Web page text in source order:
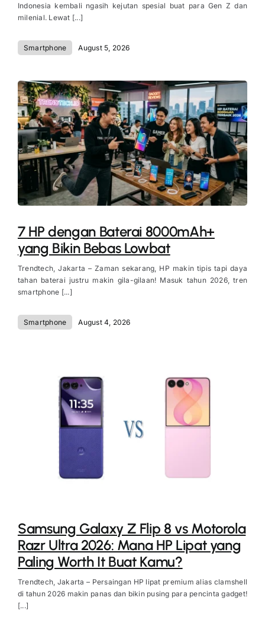
Indonesia kembali ngasih kejutan spesial buat para Gen Z dan
milenial. Lewat [...]
Smartphone August 5, 2026
7 HP dengan Baterai 8000mAh+
yang Bikin Bebas Lowbat
Trendtech, Jakarta – Zaman sekarang, HP makin tipis tapi daya
tahan baterai justru makin gila-gilaan! Masuk tahun 2026, tren
smartphone [...]
Smartphone August 4, 2026
Samsung Galaxy Z Flip 8 vs Motorola
Razr Ultra 2026: Mana HP Lipat yang
Paling Worth It Buat Kamu?
Trendtech, Jakarta – Persaingan HP lipat premium alias clamshell
di tahun 2026 makin panas dan bikin pusing para pencinta gadget!
[...]